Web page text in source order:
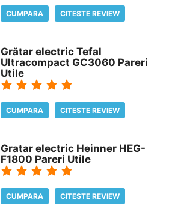
CUMPARA CITESTE REVIEW
Grătar electric Tefal
Ultracompact GC3060 Pareri
Utile
CUMPARA CITESTE REVIEW
Gratar electric Heinner HEG-
F1800 Pareri Utile
CUMPARA CITESTE REVIEW